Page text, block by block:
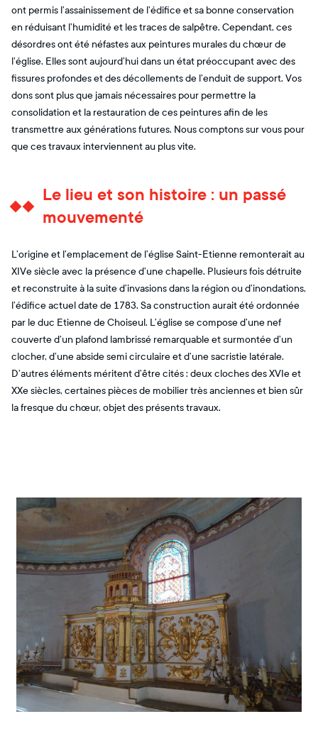
ont permis l’assainissement de l’édifice et sa bonne conservation
en réduisant l’humidité et les traces de salpêtre. Cependant, ces
désordres ont été néfastes aux peintures murales du chœur de
l’église. Elles sont aujourd’hui dans un état préoccupant avec des
fissures profondes et des décollements de l’enduit de support. Vos
dons sont plus que jamais nécessaires pour permettre la
consolidation et la restauration de ces peintures afin de les
transmettre aux générations futures. Nous comptons sur vous pour
que ces travaux interviennent au plus vite.
Le lieu et son histoire : un passé
mouvementé
L’origine et l’emplacement de l’église Saint-Etienne remonterait au
XIVe siècle avec la présence d’une chapelle. Plusieurs fois détruite
et reconstruite à la suite d’invasions dans la région ou d’inondations,
l’édifice actuel date de 1783. Sa construction aurait été ordonnée
par le duc Etienne de Choiseul. L’église se compose d’une nef
couverte d’un plafond lambrissé remarquable et surmontée d’un
clocher, d’une abside semi circulaire et d’une sacristie latérale.
D’autres éléments méritent d’être cités : deux cloches des XVIe et
XXe siècles, certaines pièces de mobilier très anciennes et bien sûr
la fresque du chœur, objet des présents travaux.